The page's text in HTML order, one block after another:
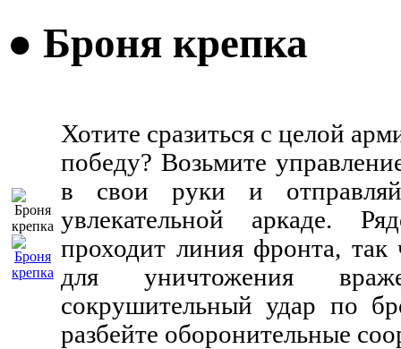
● Броня крепка
Хотите сразиться с целой
победу? Возьмите
в свои руки и
увлекательной аркаде.
проходит линия фронта, так
для уничтожения
сокрушительный удар по
разбейте оборонительные